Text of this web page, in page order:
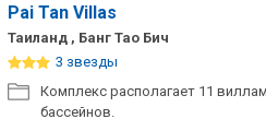
Pai Tan Villas
Таиланд , Банг Тао Бич
3 звезды
Комплекс располагает 11
бассейнов.